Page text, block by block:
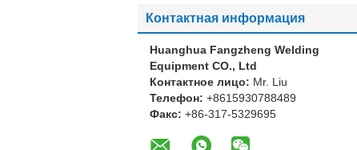
Контактная информация
Huanghua Fangzheng Welding
Equipment CO., Ltd
Контактное лицо: Mr. Liu
Телефон: +8615930788489
Факс: +86-317-5329695